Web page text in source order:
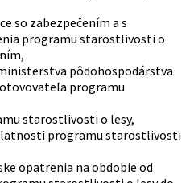
so zabezpečením a s
programu starostlivosti o
pôdohospodárstva
programu
starostlivosti o lesy,
programu starostlivosti
opatrenia na obdobie od